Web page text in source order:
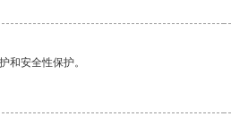
和安全性保护。